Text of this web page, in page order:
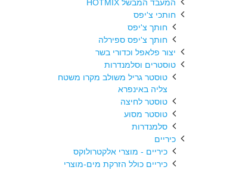
המעבד המבשל HOTMIX
חותכי צ'יפס
חותך צ'יפס
חותך צ'יפס ספירלה
יצור פלאפל וכדורי בשר
טוסטרים וסלמנדרות
טוסטר גריל משולב מקרו משטח
צליה באינפרא
טוסטר לחיצה
טוסטר מסוע
סלמנדרות
כיריים
כיריים - מוצרי אלקטרולוקס
כיריים כולל הזרקת מים-מוצרי